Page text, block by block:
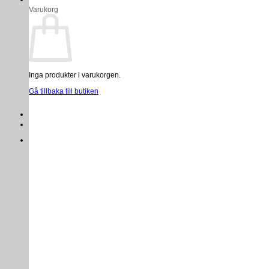
Varukorg
Inga produkter i varukorgen.
Gå tillbaka till butiken